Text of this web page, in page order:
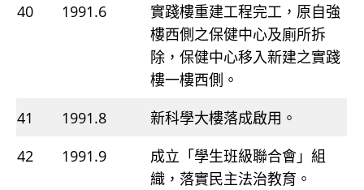
40
1991.6
實踐樓重建工程完工，原自強
樓西側之保健中心及廁所拆
除，保健中心移入新建之實踐
樓一樓西側。
41
1991.8
新科學大樓落成啟用。
42
1991.9
成立「學生班級聯合會」組
織，落實民主法治教育。